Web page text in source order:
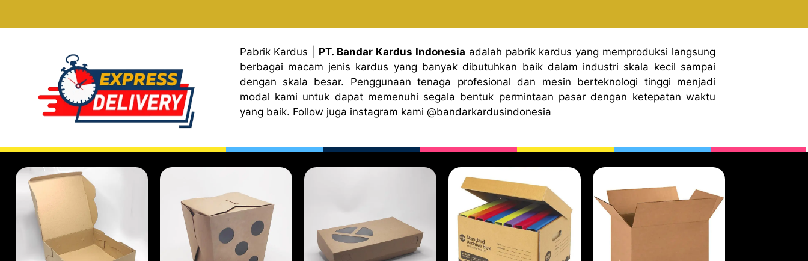
Pabrik Kardus PT. Bandar Kardus Indonesia adalah pabrik kardus yang memproduksi langsung
berbagai macam jenis kardus yang banyak dibutuhkan baik dalam industri skala kecil sampai
dengan skala besar. Penggunaan tenaga profesional dan mesin berteknologi tinggi menjadi
modal kami untuk dapat memenuhi segala bentuk permintaan pasar dengan ketepatan waktu
yang baik. Follow juga instagram kami @bandarkardusindonesia